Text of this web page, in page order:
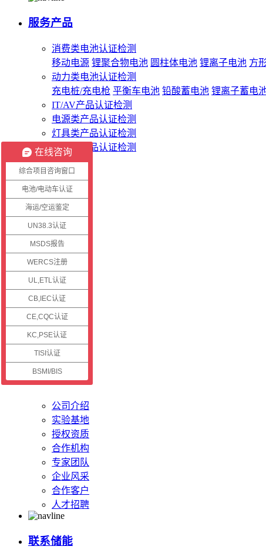
服务产品
消费类电池认证检测
移动电源 锂聚合物电池 圆柱体电池 锂离子电池 方
动力类电池认证检测
充电桩/充电枪 平衡车电池 铅酸蓄电池 锂离子蓄电
IT/AV产品认证检测
电源类产品认证检测
灯具类产品认证检测
无线类产品认证检测
客服系统
客户登录
证书查询
报告查询
认证资讯
公司新闻
认证资讯
技术资讯
认证案例
关于储能
公司介绍
实验基地
授权资质
合作机构
专家团队
企业风采
合作客户
人才招聘
联系储能
在线咨询
综合项目咨询窗口
电池/电动车认证
海运/空运鉴定
UN38.3认证
MSDS报告
WERCS注册
UL,ETL认证
CB,IEC认证
CE,CQC认证
KC,PSE认证
TISI认证
BSMI/BIS